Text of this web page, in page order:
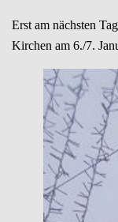
Erst am nächsten
Kirchen am 6./7.